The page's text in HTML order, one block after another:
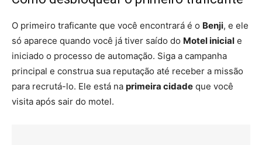
O primeiro traficante que você encontrará é o Benji, e ele
só aparece quando você já tiver saído do Motel inicial e
iniciado o processo de automação. Siga a campanha
principal e construa sua reputação até receber a missão
para recrutá-lo. Ele está na primeira cidade que você
visita após sair do motel.